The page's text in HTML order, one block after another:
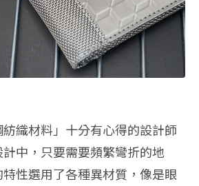
織材料」十分有心得的設計師
中，只要需要頻繁彎折的地
性選用了各種異材質，像是眼